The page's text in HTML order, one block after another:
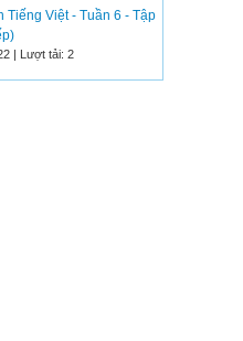
Tiếng Việt - Tuần 6 - Tập
| Lượt tải: 2